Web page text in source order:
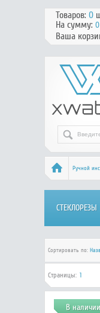
Товаров: 0
На сумму: 0
Ваша
Ручной
Стеклорезы
СТЕКЛОРЕЗЫ
Сортировать по:
Страницы: 1
В наличии